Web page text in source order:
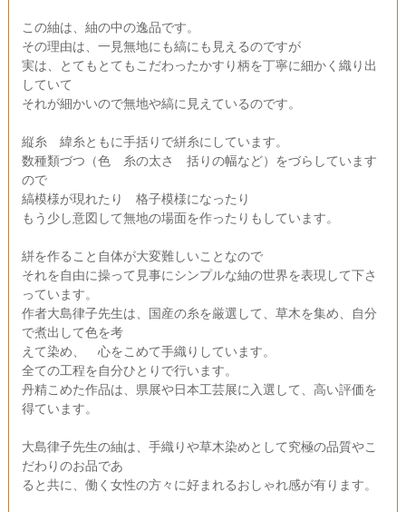
この紬は、紬の中の逸品です。
その理由は、一見無地にも縞にも見えるのですが
実は、とてもとてもこだわったかすり柄を丁寧に細かく織り出
していて
それが細かいので無地や縞に見えているのです。
縦糸 緯糸ともに手括りで絣糸にしています。
数種類づつ（色 糸の太さ 括りの幅など）をづらしています
ので
縞模様が現れたり 格子模様になったり
もう少し意図して無地の場面を作ったりもしています。
絣を作ること自体が大変難しいことなので
それを自由に操って見事にシンプルな紬の世界を表現して下さ
っています。
作者大島律子先生は、国産の糸を厳選して、草木を集め、自分
で煮出して色を考
えて染め、 心をこめて手織りしています。
全ての工程を自分ひとりで行います。
丹精こめた作品は、県展や日本工芸展に入選して、高い評価を
得ています。
大島律子先生の紬は、手織りや草木染めとして究極の品質やこ
だわりのお品であ
ると共に、働く女性の方々に好まれるおしゃれ感が有ります。